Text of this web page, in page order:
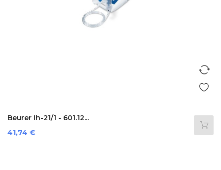
Beurer Ih-21/1 - 601.12...
Prezzo
41,74 €